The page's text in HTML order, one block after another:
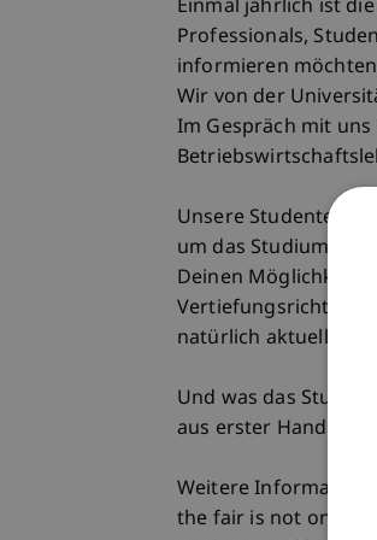
Einmal jährlich ist
Professionals,
informieren
Wir von der
Im Gespräch mit
Unsere Studenten
um das Studium an
Deinen
natürlich aktuelle
Und was das
aus erster Hand.
Weitere
the fair is not only a